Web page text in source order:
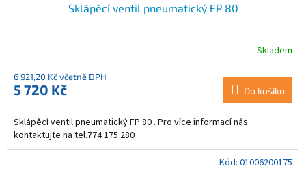
Sklápěcí ventil pneumatický FP 80
Skladem
6 921,20 Kč včetně DPH
5 720 Kč Do košíku
Sklápěcí ventil pneumatický FP 80 . Pro více informací nás
kontaktujte na tel.774 175 280
Kód: 01006200175